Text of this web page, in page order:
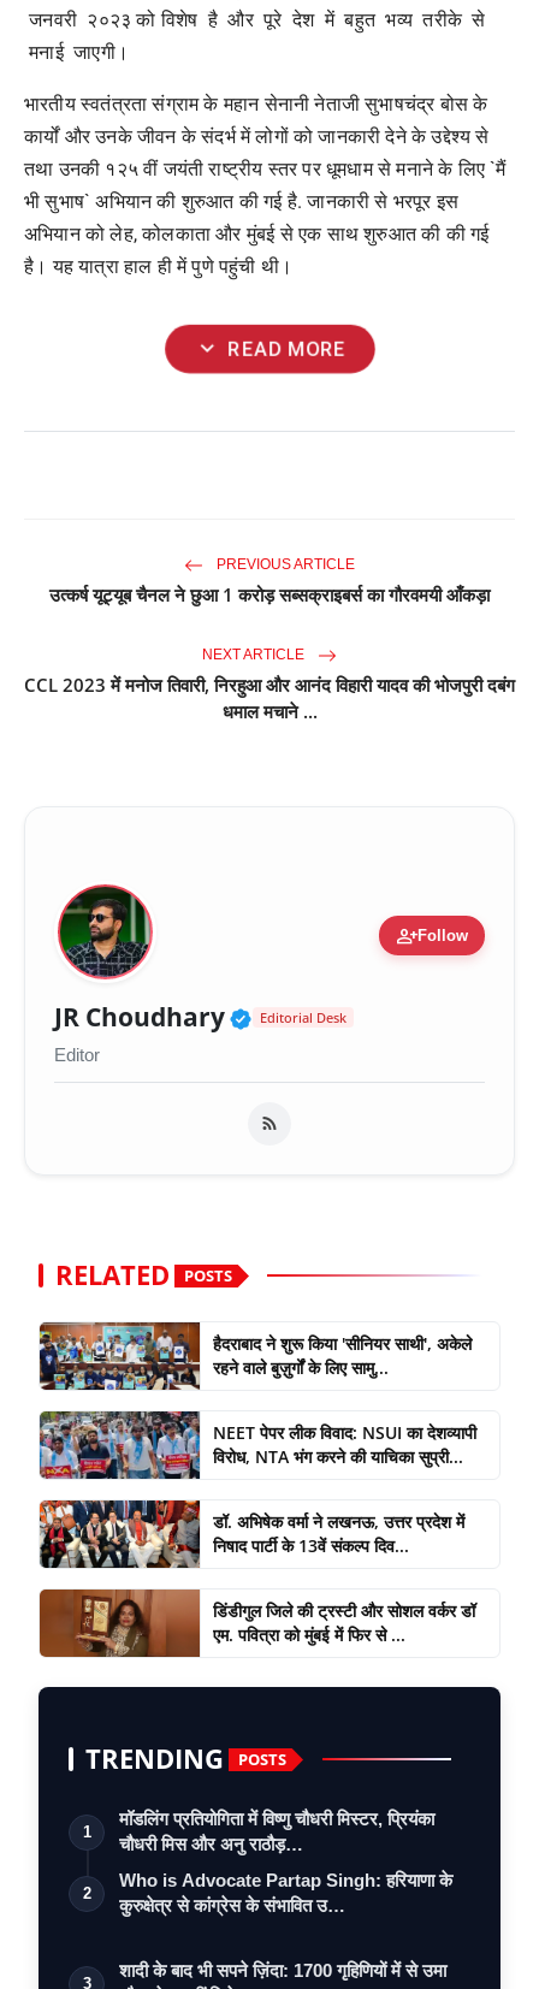
जनवरी २०२३ को विशेष है और पूरे देश में बहुत भव्य तरीके से
मनाई जाएगी।
भारतीय स्वतंत्रता संग्राम के महान सेनानी नेताजी सुभाषचंद्र बोस के
कार्यों और उनके जीवन के संदर्भ में लोगों को जानकारी देने के उद्देश्य से
तथा उनकी १२५ वीं जयंती राष्ट्रीय स्तर पर धूमधाम से मनाने के लिए `मैं
भी सुभाष` अभियान की शुरुआत की गई है. जानकारी से भरपूर इस
अभियान को लेह, कोलकाता और मुंबई से एक साथ शुरुआत की की गई
है। यह यात्रा हाल ही में पुणे पहुंची थी।
expand_more READ MORE
PREVIOUS ARTICLE
उत्कर्ष यूट्यूब चैनल ने छुआ 1 करोड़ सब्सक्राइबर्स का गौरवमयी आँकड़ा
NEXT ARTICLE
CCL 2023 में मनोज तिवारी, निरहुआ और आनंद विहारी यादव की भोजपुरी दबंग
धमाल मचाने ...
person_addFollow
JR Choudhary Verified Public Figure
Editorial Desk
Editor
RELATED POSTS
हैदराबाद ने शुरू किया 'सीनियर साथी', अकेले
रहने वाले बुज़ुर्गों के लिए सामु...
NEET पेपर लीक विवाद: NSUI का देशव्यापी
विरोध, NTA भंग करने की याचिका सुप्री...
डॉ. अभिषेक वर्मा ने लखनऊ, उत्तर प्रदेश में
निषाद पार्टी के 13वें संकल्प दिव...
डिंडीगुल जिले की ट्रस्टी और सोशल वर्कर डॉ
एम. पवित्रा को मुंबई में फिर से ...
TRENDING POSTS
1
मॉडलिंग प्रतियोगिता में विष्णु चौधरी मिस्टर, प्रियंका
चौधरी मिस और अनु राठौड़…
2
Who is Advocate Partap Singh: हरियाणा के
कुरुक्षेत्र से कांग्रेस के संभावित उ…
3
शादी के बाद भी सपने ज़िंदा: 1700 गृहिणियों में से उमा